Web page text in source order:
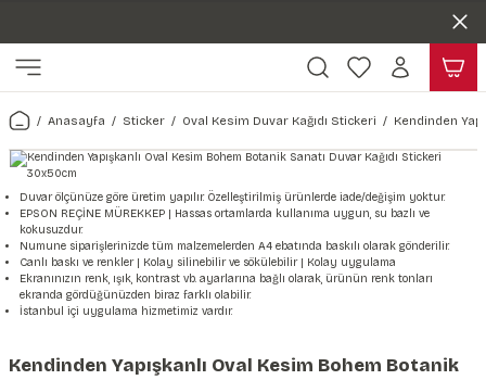
Harita & Şehir Duvar Kağıdı
Türkiye Serisi Duvar Kağıdı
Şehir & Ülke Duvar Kağıdı
Duvar Kağıdı
Çiçek Duvar Kağıdı
Hayvan, Yaprak & Çiçek
Yaprak Desenli Duvar Kağıdı
Hayvan Duvar Kağıdı
Kağıdı
Doğa & Manza Duvar Kağıdı
Manzara Duvar Kağıdı
Orman Duvar Kağıdı
Tasarım & Sanatsal Duvar
Sanat Duvar Kağıdı
Geometrik Duvar Kağıdı
Araba Duvar Kağıdı
Sağlık Duvar Kağıdı
Ahşap, Mermer & Taş
Mermer Desenli Duvar Kağıdı
Taş Desenli Duvar Kağıdı
Ahşap Desenli Duvar Kağıdı
Kağıdı Stickeri
Seti
Anasayfa Sticker Oval Kesim Duvar Kağıdı Stickeri Kendinden
Duvar ölçünüze göre üretim yapılır. Özelleştirilmiş ürünlerde iade/değişim yoktur.
EPSON REÇİNE MÜREKKEP | Hassas ortamlarda kullanıma uygun, su bazlı ve
kokusuzdur.
Numune siparişlerinizde tüm malzemelerden A4 ebatında baskılı olarak gönderilir.
Canlı baskı ve renkler | Kolay silinebilir ve sökülebilir | Kolay uygulama
Ekranınızın renk, ışık, kontrast vb. ayarlarına bağlı olarak, ürünün renk tonları
ekranda gördüğünüzden biraz farklı olabilir.
İstanbul içi uygulama hizmetimiz vardır.
Kendinden Yapışkanlı Oval Kesim Bohem Botanik